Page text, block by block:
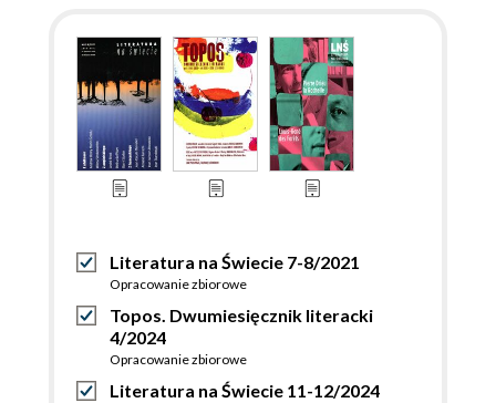
Literatura na Świecie 7-8/2021
Opracowanie zbiorowe
Topos. Dwumiesięcznik literacki
4/2024
Opracowanie zbiorowe
Literatura na Świecie 11-12/2024